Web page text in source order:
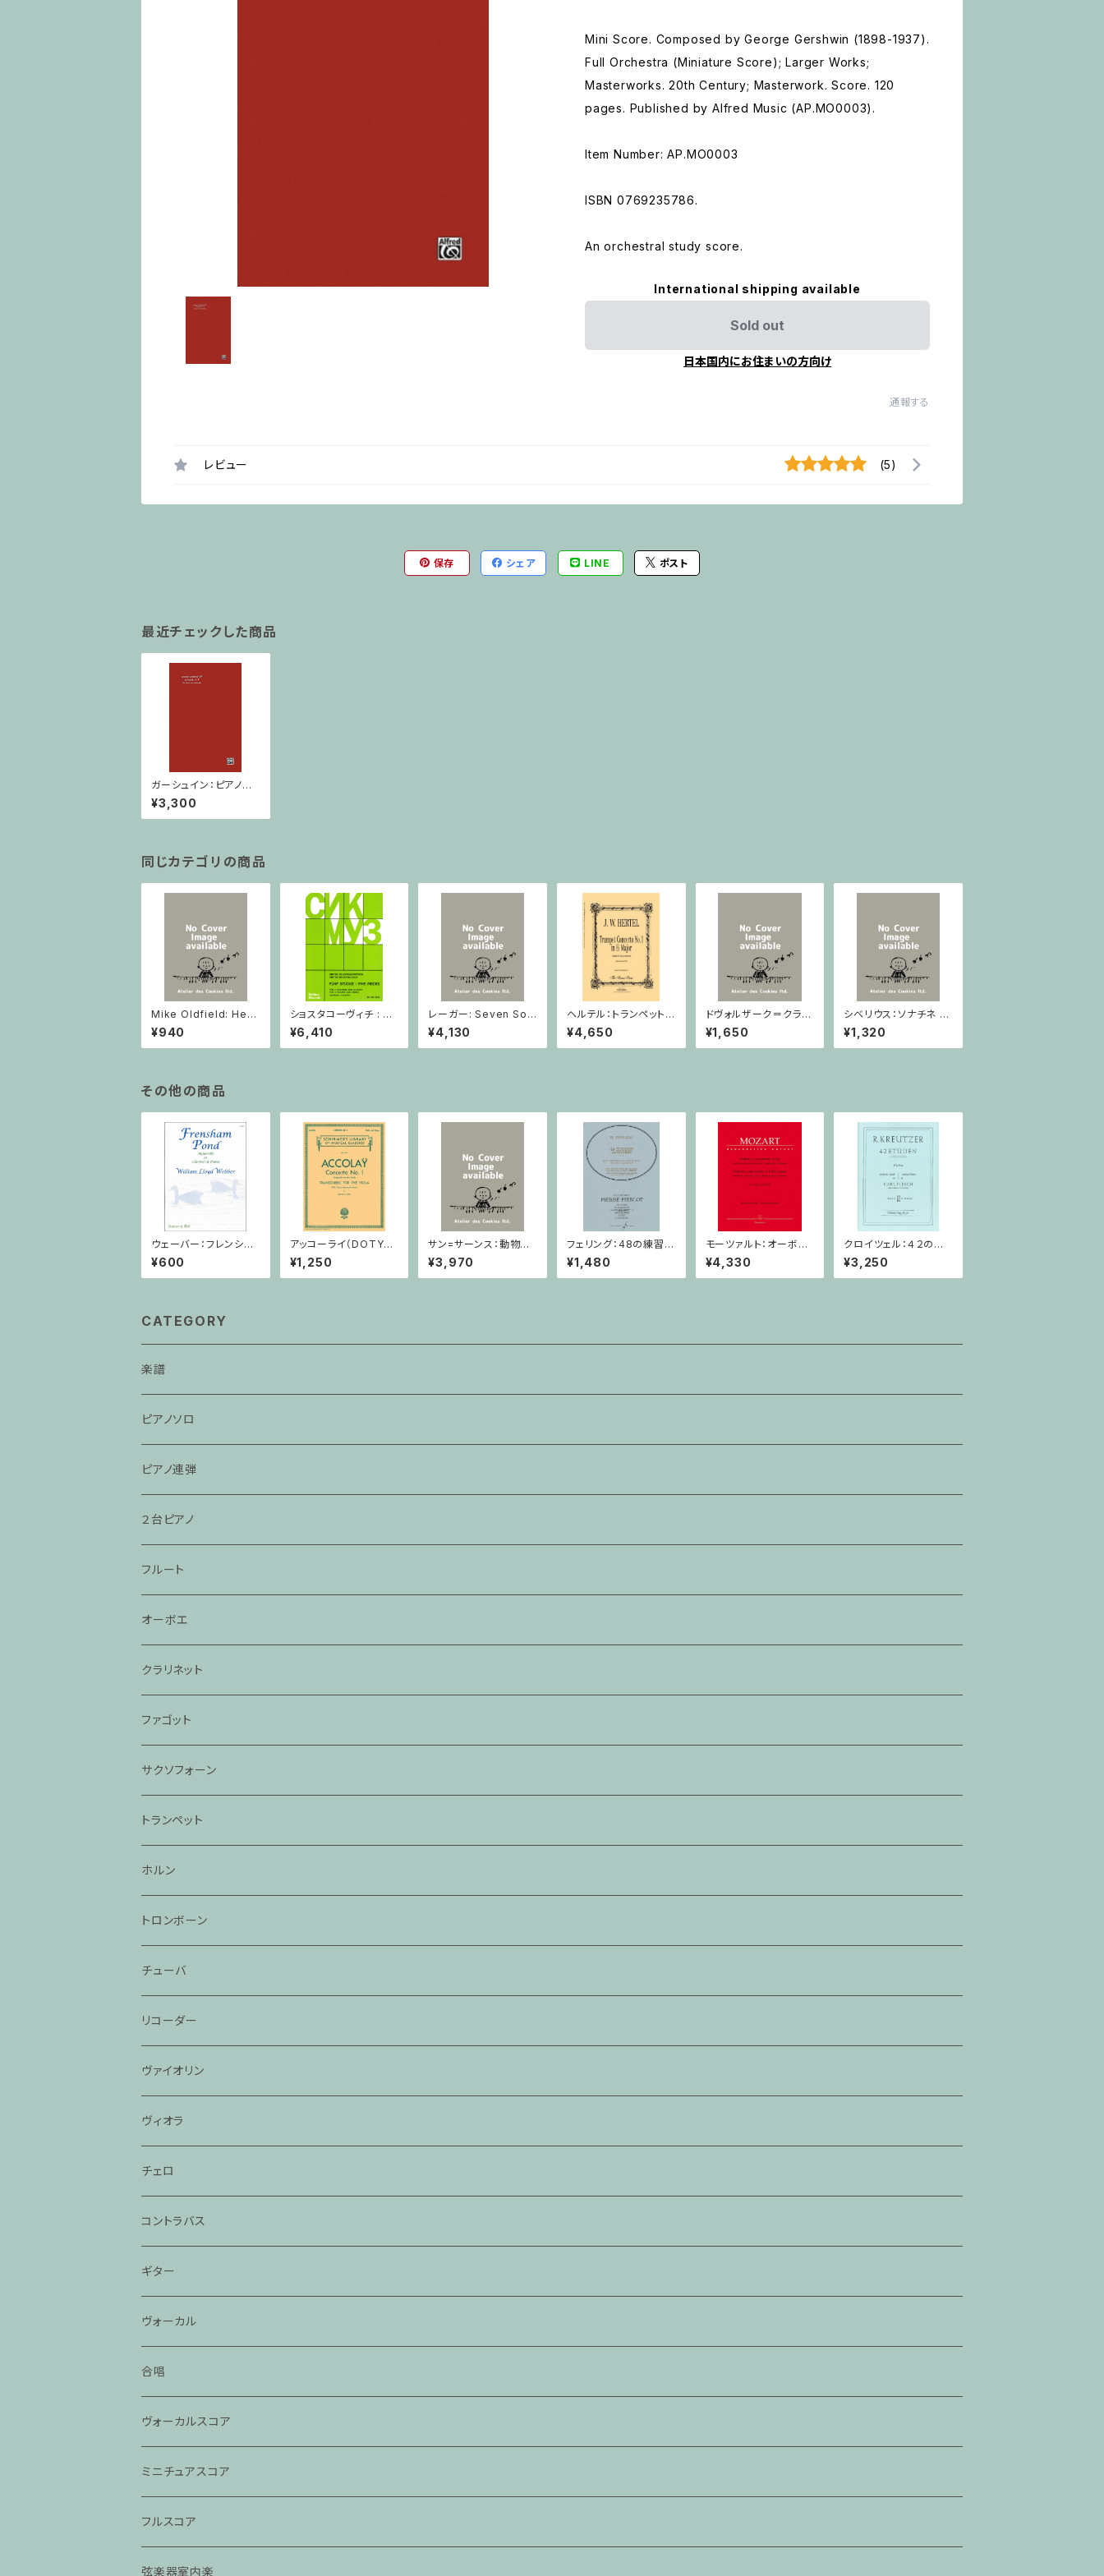
Mini Score. Composed by George Gershwin (1898-1937).
Full Orchestra (Miniature Score); Larger Works;
Masterworks. 20th Century; Masterwork. Score. 120
pages. Published by Alfred Music (AP.MO0003).
Item Number: AP.MO0003
ISBN 0769235786.
An orchestral study score.
International shipping available
Sold out
日本国内にお住まいの方向け
通報する
レビュー (5)
保存 シェア LINE ポスト
最近チェックした商品
ガーシュイン：ピアノ協
奏曲 in F / ミニチュア
スコア
¥3,300
同じカテゴリの商品
Mike Oldfield: Herg
est Ridge / ピアノ
¥940
ショスタコーヴィチ : 2
つのヴァイオリンとピア
ノのための 5つの小品 /
ヴァイオリン2とピアノ
¥6,410
レーガー: Seven Son
atas op. 91 Heft 2 /
ヴァイオリン
¥4,130
ヘルテル：トランペット協
奏曲第1番 変ホ長調/
トランペット・ピアノ
¥4,650
ドヴォルザーク＝クライ
スラー：スラヴ幻想曲 ロ
短調 from Op.55-4,
Op.75 / ヴァイオリン
¥1,650
シベリウス：ソナチネ ホ
長調 Op.80 / ヴァイオ
リンとピアノ
¥1,320
その他の商品
ウェーバー：フレンシャ
ム/クラリネット・ピアノ
¥600
アッコーライ（DOTY
編）：協奏曲第1番 / ヴィ
オラ・ピアノ
¥1,250
サン=サーンス：動物の
謝肉祭 Durand / ミニ
チュアスコア
¥3,970
フェリング：48の練習曲
/ サクソフォーンorオー
ボエ
¥1,480
モーツァルト：オーボエ,
クラリネット,ホルン,ファ
ゴットと管弦楽のための
協奏交響曲 / オーボエ,
¥4,330
クロイツェル：４２の練
習曲 ２巻 / ヴァイオリ
ン教本
¥3,250
CATEGORY
楽譜
ピアノソロ
ピアノ連弾
２台ピアノ
フルート
オーボエ
クラリネット
ファゴット
サクソフォーン
トランペット
ホルン
トロンボーン
チューバ
リコーダー
ヴァイオリン
ヴィオラ
チェロ
コントラバス
ギター
ヴォーカル
合唱
ヴォーカルスコア
ミニチュアスコア
フルスコア
弦楽器室内楽